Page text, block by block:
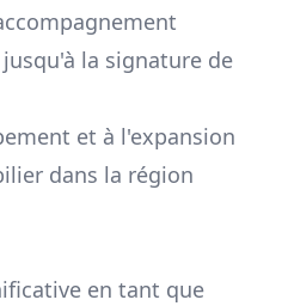
la signature de
et à l'expansion
dans la région
en tant que